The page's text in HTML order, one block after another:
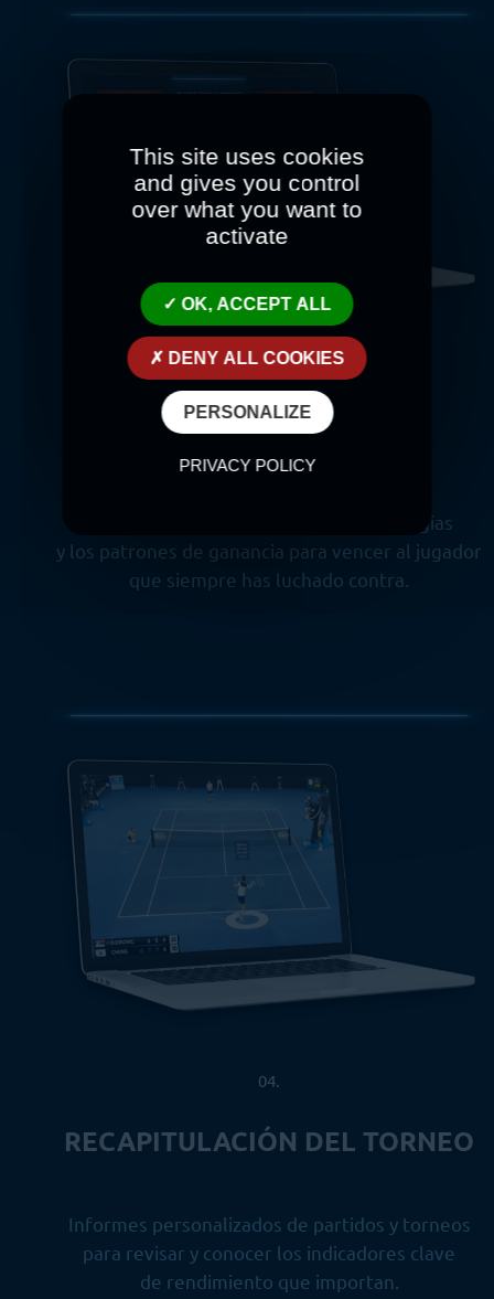
03.
VENCER A ESE JUGADOR
Una inmersión profunda en las estrategias
y los patrones de ganancia para vencer al jugador
que siempre has luchado contra.
04.
RECAPITULACIÓN DEL TORNEO
Informes personalizados de partidos y torneos
para revisar y conocer los indicadores clave
de rendimiento que importan.
This site uses cookies
and gives you control
over what you want to
activate
OK, ACCEPT ALL
DENY ALL COOKIES
PERSONALIZE
PRIVACY POLICY